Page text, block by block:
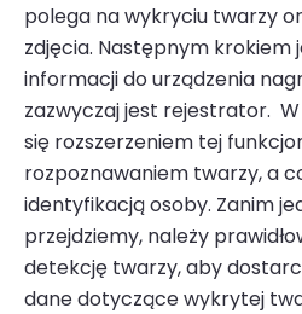
polega na wykryciu twarzy
zdjęcia. Następnym krokiem
informacji do urządzenia
zazwyczaj jest rejestrator.
się rozszerzeniem tej
rozpoznawaniem twarzy, a
identyfikacją osoby. Zanim
przejdziemy, należy
detekcję twarzy, aby
dane dotyczące wykrytej